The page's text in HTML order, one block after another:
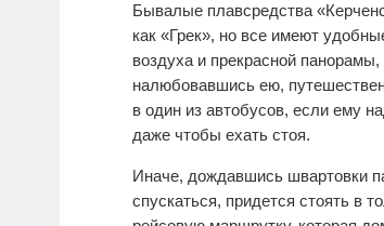
Бывалые плавсредства
как «Грек», но все имеют
воздуха и прекрасной
налюбовавшись ею,
в один из автобусов, если ему
даже чтобы ехать стоя.
Иначе, дождавшись швартовки
спускаться, придется стоять в